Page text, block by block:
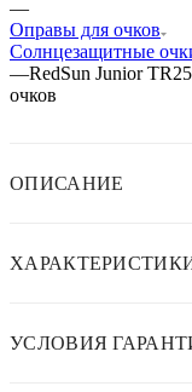
—
Оправы для очков
Солнцезащитные
—RedSun Junior
очков
ОПИСАНИЕ
УСЛОВИЯ